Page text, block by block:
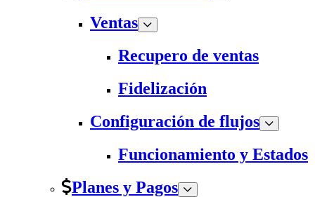
Ventas
Recupero de ventas
Fidelización
Configuración de flujos
Funcionamiento y Estados
Planes y Pagos